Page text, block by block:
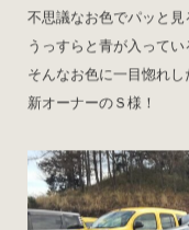
不思議なお色でパッと見
うっすらと青が入ってい
そんなお色に一目惚れし
新オーナーのＳ様！